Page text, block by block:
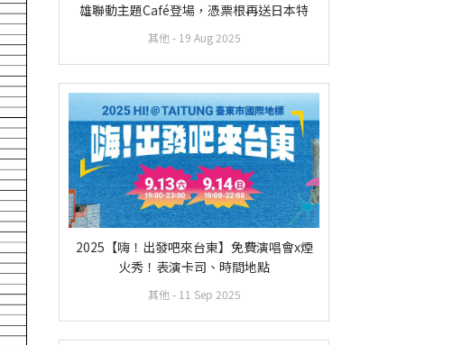
雄聯動主題Café登場，憑票根再送日本特
典！
其他 - 19 Aug 2025
2025【嗨！出發吧來台東】免費演唱會x煙
火秀！表演卡司、時間地點
其他 - 11 Sep 2025